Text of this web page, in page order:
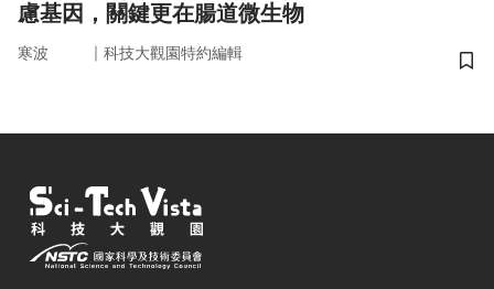
慮基因，關鍵更在腸道微生物
寒波 ｜ 科技大觀園特約編輯
儲